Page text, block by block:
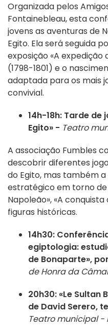
Organizada pelos
Fontainebleau, esta
jovens as aventuras de
Egito. Ela será seguida
exposição «A expedição
(1798-1801) e o
adaptada para os mais
convivial.
14h-18h: Tarde de
Egito» - Teatro
A associação Fumbles
descobrir diferentes
do Egito, mas também
estratégico em torno de
Napoleão», «A
figuras históricas.
14h30:
egiptologia:
de Bonaparte»,
de Honra da
20h30: «Le Sultan
de David Serero,
Teatro municipal -